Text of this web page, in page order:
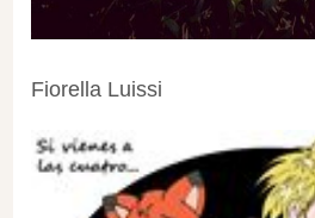
Fiorella Luissi